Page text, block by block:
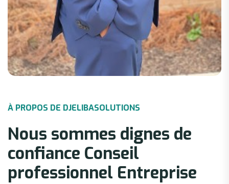
À PROPOS DE DJELIBASOLUTIONS
Nous sommes dignes de
confiance Conseil
professionnel Entreprise